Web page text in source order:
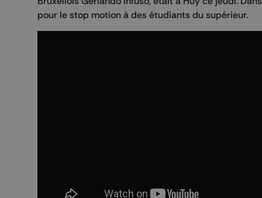
pour le stop motion à des étudiants du supérieur.